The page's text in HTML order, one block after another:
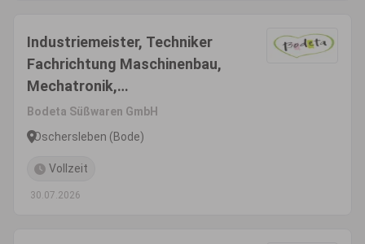
Industriemeister, Techniker
Fachrichtung Maschinenbau,
Mechatronik,
Produktionstechnik o. ä. als
Teamleiter Technik &
Bodeta Süßwaren GmbH
Oschersleben (Bode)
Vollzeit
30.07.2026